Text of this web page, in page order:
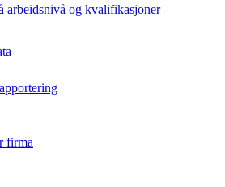
arbeidsnivå og kvalifikasjoner
firma